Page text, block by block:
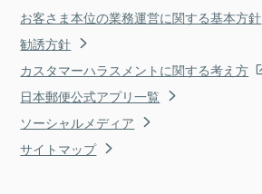
お客さま本位の業務運営に関する基本方針
勧誘方針
カスタマーハラスメントに関する考え方
日本郵便公式アプリ一覧
ソーシャルメディア
サイトマップ